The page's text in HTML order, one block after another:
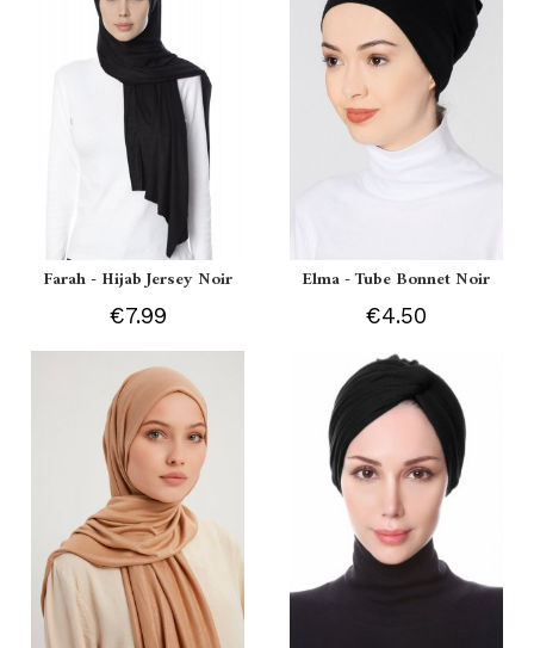
Farah - Hijab Jersey Noir
€7.99
Elma - Tube Bonnet Noir
€4.50